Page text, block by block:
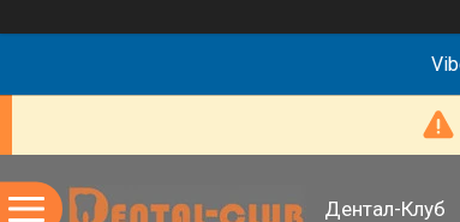
Дентал-Клуб